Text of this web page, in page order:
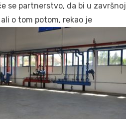
se partnerstvo, da bi u završnoj
o tom potom, rekao je